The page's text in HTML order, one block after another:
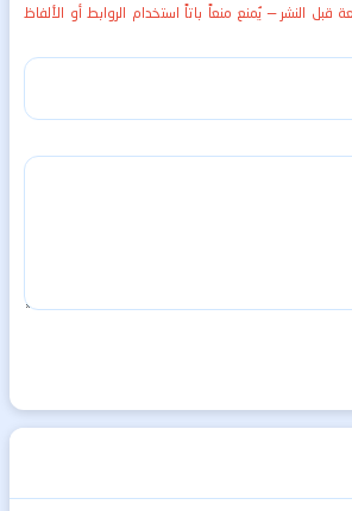
قبل النشر — يُمنع منعاً باتاً استخدام الروابط أو الألفاظ